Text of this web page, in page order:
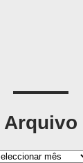
Arquivo